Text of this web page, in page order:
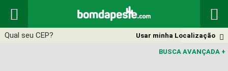
 

Usar minha Localização
BUSCA AVANÇADA +